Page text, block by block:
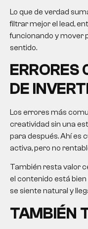
Lo que de verdad
filtrar mejor el lead,
funcionando y mover
sentido.
ERRORES
DE
Los errores más
creatividad sin una
para después. Ahí es
activa, pero no
También resta valor
el contenido está
se siente natural y
TAMBIÉN